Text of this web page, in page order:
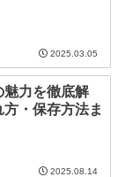
2025.03.05
力を徹底解
・保存方法ま
2025.08.14